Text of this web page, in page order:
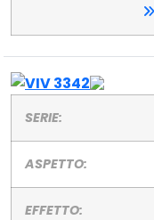
SERIE:
ASPETTO:
EFFETTO: